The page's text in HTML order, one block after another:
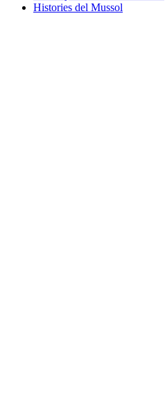
Histories del Mussol